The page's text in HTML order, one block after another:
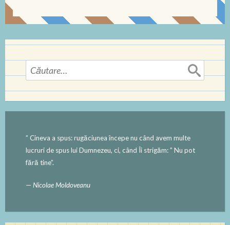
Caută
după:
” Cineva a spus: rugăciunea începe nu când avem multe
lucruri de spus lui Dumnezeu, ci, când Îi strigăm: ” Nu pot
fără tine”.
— Nicolae Moldoveanu